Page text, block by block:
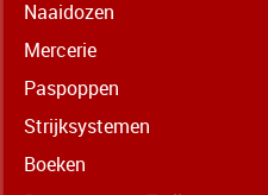
Naaidozen
Mercerie
Paspoppen
Strijksystemen
Boeken